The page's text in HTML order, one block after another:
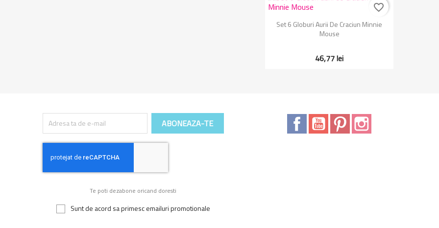
Vizualizare rapida
Set 6 Globuri Aurii De Craciun Minnie
Mouse
46,77 lei
favorite_border
Te poti dezabone oricand doresti
Sunt de acord sa primesc emailuri promotionale
FacebookYouTubePinterest